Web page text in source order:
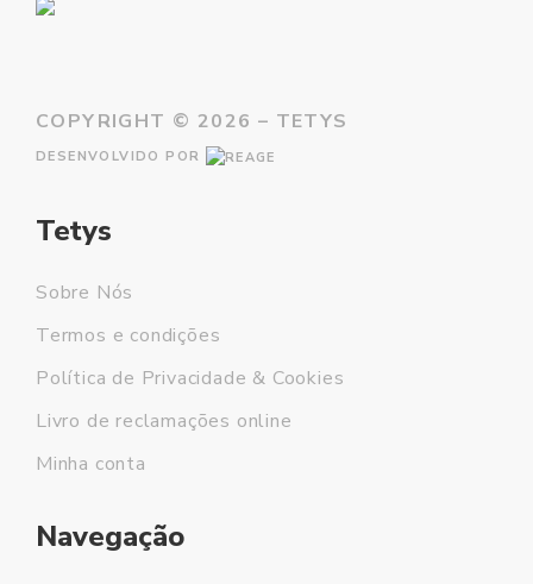
COPYRIGHT © 2026 – TETYS
DESENVOLVIDO POR
Tetys
Sobre Nós
Termos e condições
Política de Privacidade & Cookies
Livro de reclamações online
Minha conta
Navegação